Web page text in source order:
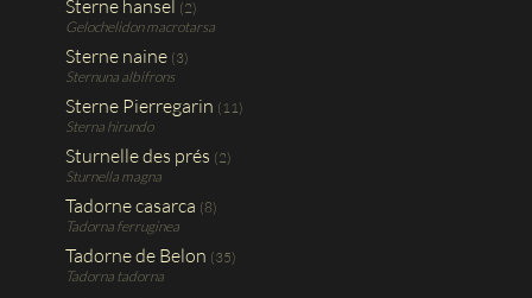
Sterne hansel (2)
Gelochelidon macrotarsa
Sterne naine (3)
Sternuna albifrons
Sterne Pierregarin (11)
Sterna hirundo
Sturnelle des prés (2)
Sturnella magna
Tadorne casarca (8)
Tadorna ferruginea
Tadorne de Belon (35)
Tadorna tadorna